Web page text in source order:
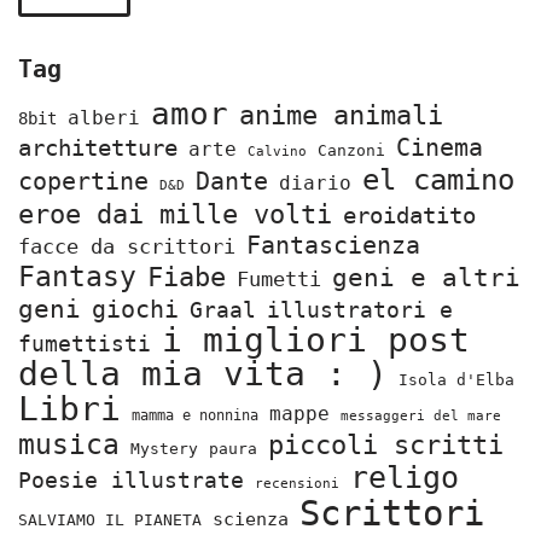
Tag
8bit alberi amor anime animali
architetture arte Calvino Canzoni
Cinema
copertine
D&D Dante diario el camino
eroe dai mille volti eroidatito
facce da scrittori Fantascienza
Fantasy Fiabe Fumetti geni e altri
geni giochi Graal illustratori e
fumettisti i migliori post
della mia vita : )
Isola d'Elba
Libri mamma e nonnina mappe messaggeri del mare
musica Mystery paura piccoli scritti
Poesie illustrate recensioni religo
SALVIAMO IL PIANETA scienza Scrittori